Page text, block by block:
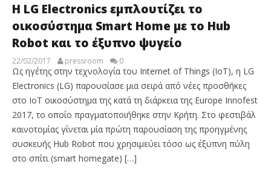
H LG Electronics εμπλουτίζει το
οικοσύστημα Smart Home με το Hub
Robot και το έξυπνο ψυγείο
22/02/2017 pressroom 0
Ως ηγέτης στην τεχνολογία του Internet of Things (IoT), η LG
Electronics (LG) παρουσίασε μια σειρά από νέες προσθήκες
στο IoT οικοσύστημα της κατά τη διάρκεια της Europe Innofest
2017, το οποίο πραγματοποιήθηκε στην Κρήτη. Στο φεστιβάλ
καινοτομίας γίνεται μία πρώτη παρουσίαση της προηγμένης
συσκευής Hub Robot που χρησιμεύει τόσο ως έξυπνη πύλη
στο σπίτι (smart homegate) […]